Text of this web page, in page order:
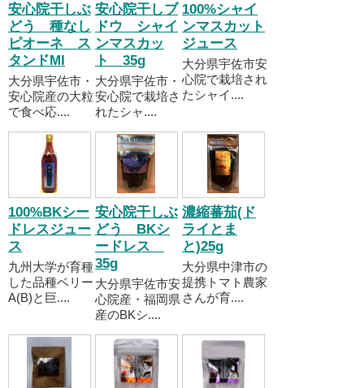
安心院干しぶ
どう 種なし
ピオーネ ス
タンドMI
大分県宇佐市・
安心院産の大粒
で食べ応....
安心院干しブ
ドウ シャイ
ンマスカッ
ト 35g
大分県宇佐市・
安心院で栽培さ
れたシャ....
100%シャイ
ンマスカット
ジュース
大分県宇佐市安
心院で栽培され
たシャイ....
100%BKシー
ドレスジュー
ス
九州大学が育種
した品種ベリー
A(B)と巨....
安心院干しぶ
どう BKシ
ードレス
35g
大分県宇佐市安
心院産・福岡県
産のBKシ....
濃縮蕃茄(ド
ライとま
と)25g
大分県中津市の
提携トマト農家
さんが育....